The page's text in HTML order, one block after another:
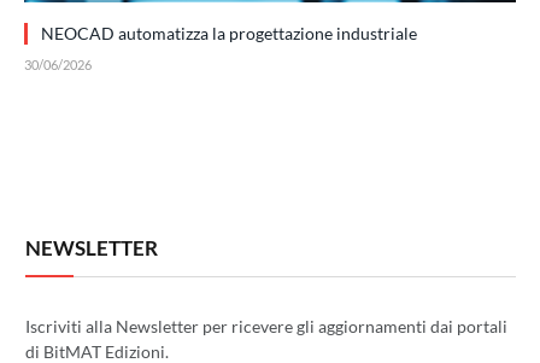
NEOCAD automatizza la progettazione industriale
30/06/2026
NEWSLETTER
Iscriviti alla Newsletter per ricevere gli aggiornamenti dai portali
di BitMAT Edizioni.